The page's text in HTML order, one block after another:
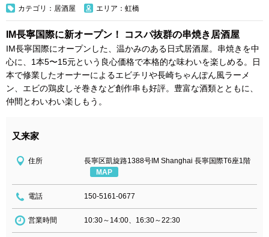
カテゴリ：居酒屋 エリア：虹橋
IM長寧国際に新オープン！ コスパ抜群の串焼き居酒屋
IM長寧国際にオープンした、温かみのある日式居酒屋。串焼きを中
心に、1本5〜15元という良心価格で本格的な味わいを楽しめる。日
本で修業したオーナーによるエビチリや長崎ちゃんぽん風ラーメ
ン、エビの鶏皮しそ巻きなど創作串も好評。豊富な酒類とともに、
仲間とわいわい楽しもう。
又来家
住所
長寧区凱旋路1388号IM Shanghai 長寧国際T6座1階
MAP
電話 150-5161-0677
営業時間 10:30～14:00、16:30～22:30